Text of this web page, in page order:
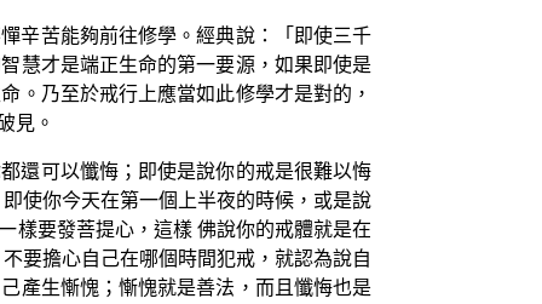
辛苦能夠前往修學。經典說：「即使三千
慧才是端正生命的第一要源，如果即使是
。乃至於戒行上應當如此修學才是對的，
見。
還可以懺悔；即使是說你的戒是很難以悔
使你今天在第一個上半夜的時候，或是說
樣要發菩提心，這樣 佛說你的戒體就是在
要擔心自己在哪個時間犯戒，就認為說自
產生慚愧；慚愧就是善法，而且懺悔也是